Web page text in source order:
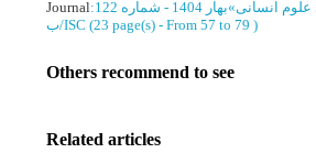
Journal: انسانی»بهار 1404 - شماره 122
ب/ISC (‎23 page(s) - From 57 to 79 )
Others recommend to see
Related articles